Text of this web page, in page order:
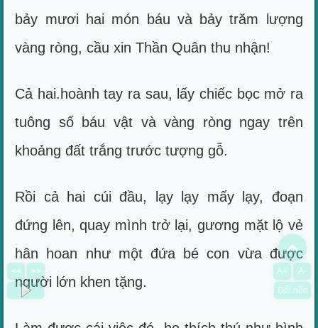
bảy mươi hai món báu và bảy trăm lượng
vàng ròng, cầu xin Thần Quân thu nhận!
Cả hai.hoành tay ra sau, lấy chiếc bọc mở ra
tuông số báu vật và vàng ròng ngay trên
khoảng đất trắng trước tượng gỗ.
Rồi cả hai cúi đầu, lạy lạy mấy lạy, đoạn
đứng lên, quay mình trở lại, gương mặt lộ vẻ
hân hoan như một đứa bé con vừa được
người lớn khen tặng.
>>
<< A+
A-
Đổi nền